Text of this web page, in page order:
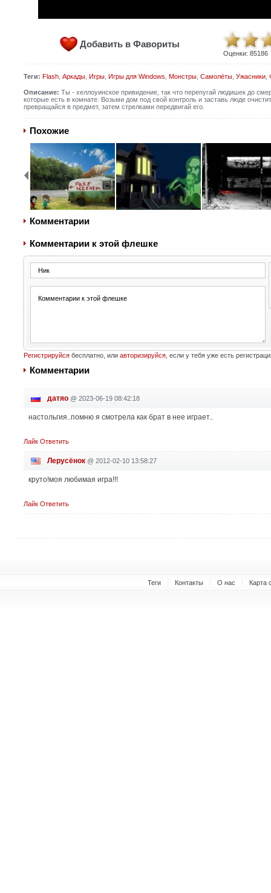
Добавить в Фавориты
Оценки: 85186
Теги: Flash, Аркады, Игры, Игры для Windows Монстры, Самолёты, Ужасники,
Описание: Ты - хеллоуинское привидение, так что перепугай людишек до
которые есть в комнате. Возьми дом под свой контроль и заставь люде
превращайся в предмет, затем стрелками передвигай его.
Похожие
Комментарии
Комментарии к этой флешке
Регистрируйсябесплатно, или авторизируйся, если у тебя уже есть
Комментарии
датяо@ 2023-06-19 08:42:18
настольгия..помню я смотрела как брат в нее играет..
Лайк Ответить
Лерусёнок@ 2012-02-10 13:58:27
круто!моя любимая игра!!!
Лайк Ответить
Теги Контакты О нас Карта